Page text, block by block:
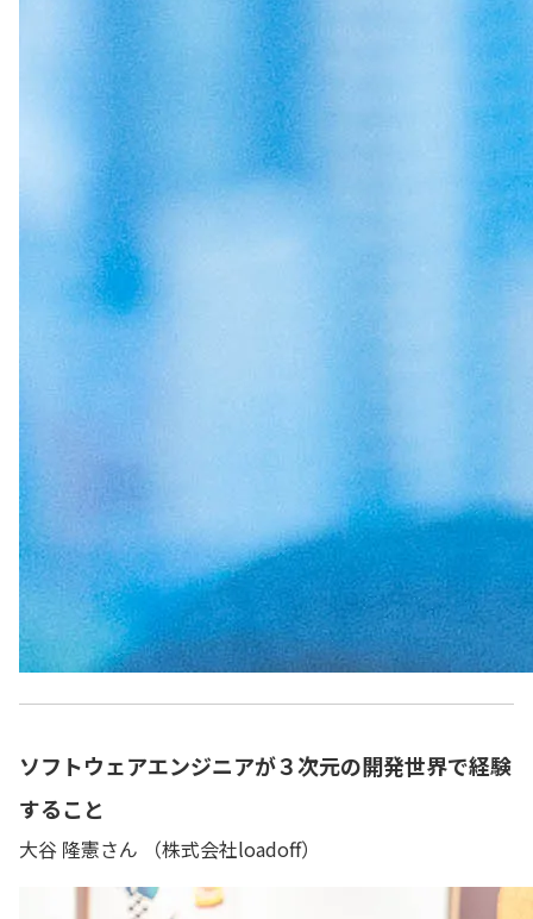
ソフトウェアエンジニアが３次元の開発世界で経験
すること
大谷 隆憲さん （株式会社loadoff）